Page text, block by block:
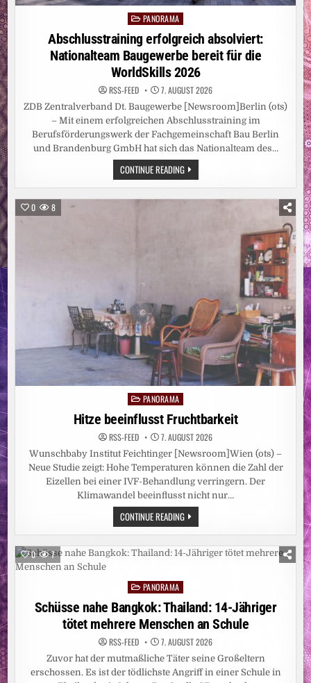
Posted
in
PANORAMA
Abschlusstraining erfolgreich absolviert:
Nationalteam Baugewerbe bereit für die
WorldSkills 2026
RSS-FEED 7. AUGUST 2026
ZDB Zentralverband Dt. Baugewerbe [Newsroom]Berlin (ots)
– Mit einem erfolgreichen Abschlusstraining im
Berufsförderungswerk der Fachgemeinschaft Bau Berlin
und Brandenburg GmbH hat sich das Nationalteam des…
CONTINUE READINGABSCHLUSSTRAINING
ERFOLGREICH
ABSOLVIERT:
NATIONALTEAM
BAUGEWERBE
0 8
Posted
in
PANORAMA
Hitze beeinflusst Fruchtbarkeit
RSS-FEED 7. AUGUST 2026
Wunschbaby Institut Feichtinger [Newsroom]Wien (ots) –
Neue Studie zeigt: Hohe Temperaturen können die Zahl der
Eizellen bei einer IVF-Behandlung verringern. Der
Klimawandel beeinflusst nicht nur…
CONTINUE READINGHITZE
BEEINFLUSST
FRUCHTBARKEIT
0 7
PostedPANORAMA
Schüsse nahe Bangkok: Thailand: 14-Jähriger
tötet mehrere Menschen an Schule
RSS-FEED 7. AUGUST 2026
Zuvor hat der mutmaßliche Täter seine Großeltern
erschossen. Es ist der tödlichste Angriff in einer Schule in